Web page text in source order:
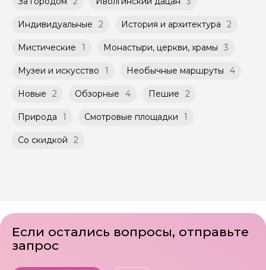
Агрегатором дополнительного соглашения
к Оферте Сервиса.
Способы оплаты на сайте: Картой
российского банка можно оплатить любую
экскурсию.
Мини-группы проводятся на тех же
условиях, что и групповые, но с количество
участников ограничено (группа может быть
Индивидуальные 2 История и архитектура 2
Мистические 1 Монастыри, церкви, храмы 3
Музеи и искусство 1 Необычные маршруты 4
Новые 2 Обзорные 4 Пешие 2
Природа 1 Смотровые площадки 1
Со скидкой 2
Если остались вопросы, отправьте
запрос